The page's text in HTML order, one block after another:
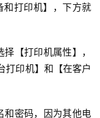
打印机】，下方就
【打印机属性】，
打印机】和【在客户
和密码，因为其他电